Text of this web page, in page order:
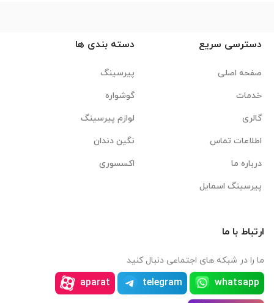
دسترسی سریع
صفحه اصلی
خدمات
گالری
اطلاعات تماس
درباره ما
پیرسینگ اسمایل
دسته بندی ها
پیرسینگ
گوشواره
لوازم پیرسینگ
نگین دندان
اکسسوری
ارتباط با ما
ما را در شبکه های اجتماعی دنبال کنید
whatsapp
telegram
aparat